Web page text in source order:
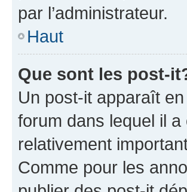
par l’administrateur.
Haut
Que sont les post-
Un post-it apparaît
forum dans lequel il
relativement
Comme pour les